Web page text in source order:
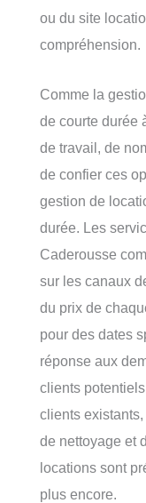
ou du site
compréhension.
Comme la
de courte durée
de travail, de
de confier ces
gestion de
durée. Les
Caderousse
sur les canaux
du prix de
pour des dates
réponse aux
clients
clients
de nettoyage et
locations sont
plus encore.